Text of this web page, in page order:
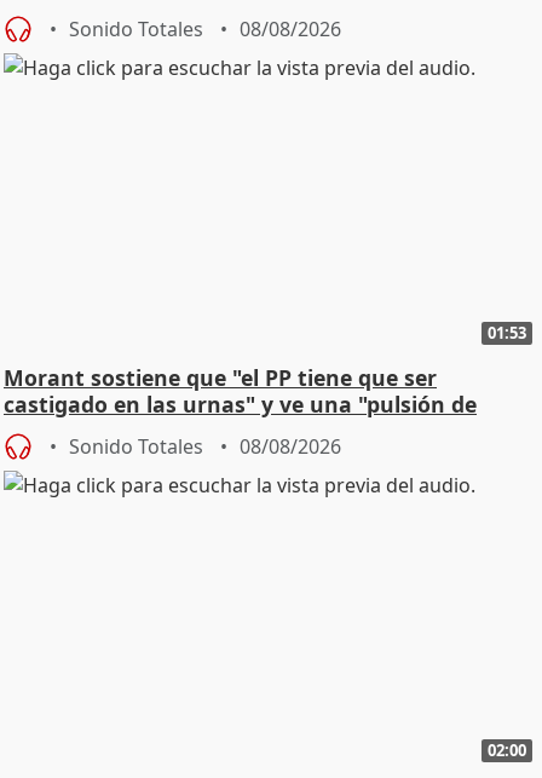
jóvenes
Sonido Totales 08/08/2026
01:53
Morant sostiene que "el PP tiene que ser
castigado en las urnas" y ve una "pulsión de
cambio"
Sonido Totales 08/08/2026
02:00